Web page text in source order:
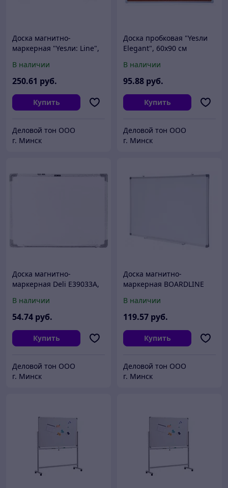
Доска магнитно-
маркерная "Yesли: Line",
В наличии
250.61 руб.
Купить
Деловой тон ООО
г. Минск
Доска пробковая "Yesли
Elegant", 60x90 см
В наличии
95.88 руб.
Купить
Деловой тон ООО
г. Минск
Доска магнитно-
маркерная Deli E39033A,
В наличии
54.74 руб.
Купить
Деловой тон ООО
г. Минск
Доска магнитно-
маркерная BOARDLINE
алюминиевой раме,
90х120см, арт. WH-6
В наличии
119.57 руб.
Купить
Деловой тон ООО
г. Минск